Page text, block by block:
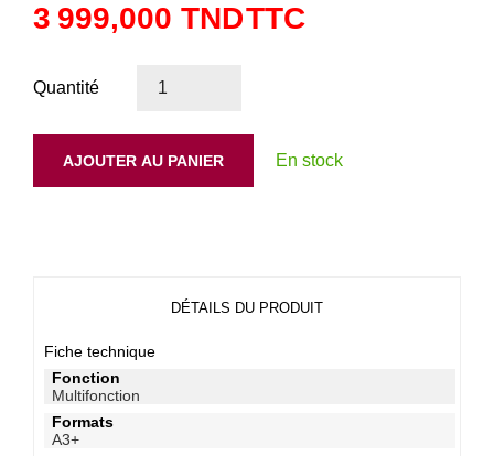
3 999,000 TNDTTC
Quantité
AJOUTER AU PANIER En stock
DÉTAILS DU PRODUIT
Fiche technique
Fonction
Multifonction
Formats
A3+